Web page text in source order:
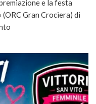
e la festa
(ORC Gran Crociera) di